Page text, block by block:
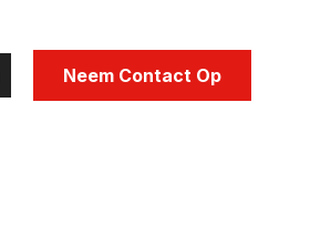
Neem Contact Op